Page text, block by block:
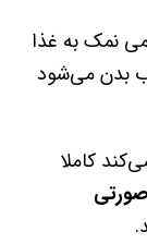
نمک به غذا
بدن می‌شود
کاملا